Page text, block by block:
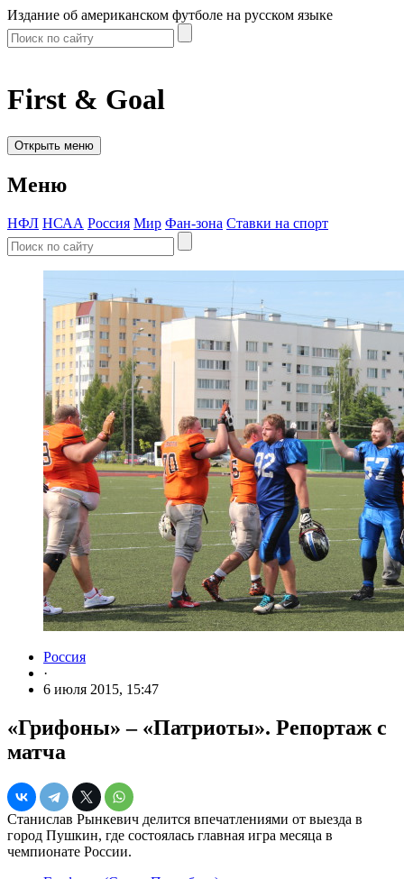
Издание об американском футболе на русском языке
First & Goal
Открыть меню
Меню
НФЛ НСАА Россия Мир Фан-зона Ставки на спорт
Россия
·
6 июля 2015, 15:47
«Грифоны» – «Патриоты». Репортаж с
матча
Станислав Рынкевич делится впечатлениями от выезда в
город Пушкин, где состоялась главная игра месяца в
чемпионате России.